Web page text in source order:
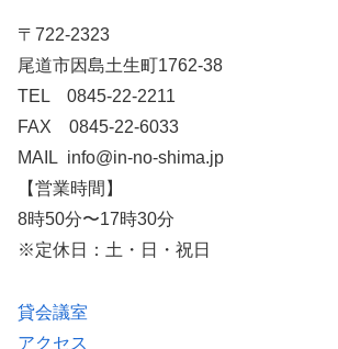
〒722-2323
尾道市因島土生町1762-38
TEL 0845-22-2211
FAX 0845-22-6033
MAIL info@in-no-shima.jp
【営業時間】
8時50分〜17時30分
※定休日：土・日・祝日
貸会議室
アクセス